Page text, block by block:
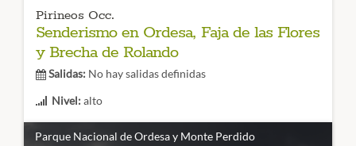
Pirineos Occ.
Senderismo en Ordesa, Faja de las Flores
y Brecha de Rolando
Salidas: No hay salidas definidas
Nivel:alto
Parque Nacional de Ordesa y Monte Perdido